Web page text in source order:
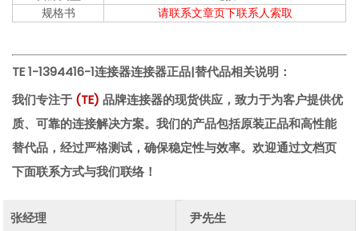
规格书
请联系文章页下联系人索取
TE 1-1394416-1连接器连接器正品|替代品相关说明：
我们专注于 (TE)品牌连接器的现货供应，致力于为客户提供优
质、可靠的连接解决方案。我们的产品包括原装正品和高性能
替代品，经过严格测试，确保稳定性与效率。欢迎通过文档页
下面联系方式与我们联络！
张经理
尹先生